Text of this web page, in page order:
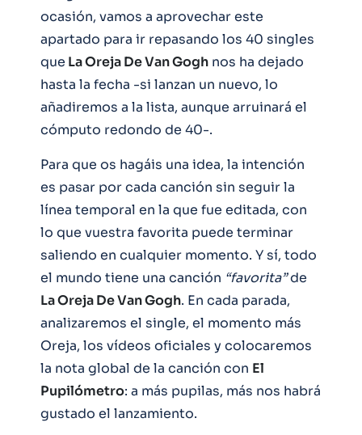
ocasión, vamos a aprovechar este
apartado para ir repasando los 40 singles
que La Oreja De Van Gogh nos ha dejado
hasta la fecha -si lanzan un nuevo, lo
añadiremos a la lista, aunque arruinará el
cómputo redondo de 40-.
Para que os hagáis una idea, la intención
es pasar por cada canción sin seguir la
línea temporal en la que fue editada, con
lo que vuestra favorita puede terminar
saliendo en cualquier momento. Y sí, todo
el mundo tiene una canción “favorita”de
La Oreja De Van Gogh. En cada parada,
analizaremos el single, el momento más
Oreja, los vídeos oficiales y colocaremos
la nota global de la canción con El
Pupilómetro: a más pupilas, más nos habrá
gustado el lanzamiento.